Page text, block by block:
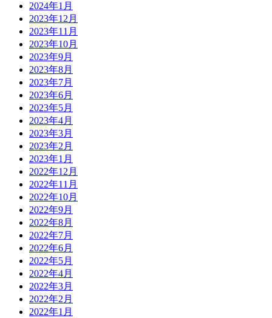
2024年1月
2023年12月
2023年11月
2023年10月
2023年9月
2023年8月
2023年7月
2023年6月
2023年5月
2023年4月
2023年3月
2023年2月
2023年1月
2022年12月
2022年11月
2022年10月
2022年9月
2022年8月
2022年7月
2022年6月
2022年5月
2022年4月
2022年3月
2022年2月
2022年1月